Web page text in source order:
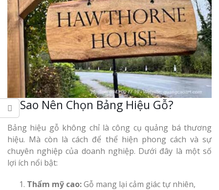
Vì Sao Nên Chọn Bảng Hiệu Gỗ?
Bảng hiệu gỗ không chỉ là công cụ quảng bá thương
hiệu. Mà còn là cách để thể hiện phong cách và sự
chuyên nghiệp của doanh nghiệp. Dưới đây là một số
lợi ích nổi bật:
Thẩm mỹ cao:Gỗ mang lại cảm giác tự nhiên,
Làm biển
Nghệ An giá
Thi Công
Nghệ An Nâng Tầm